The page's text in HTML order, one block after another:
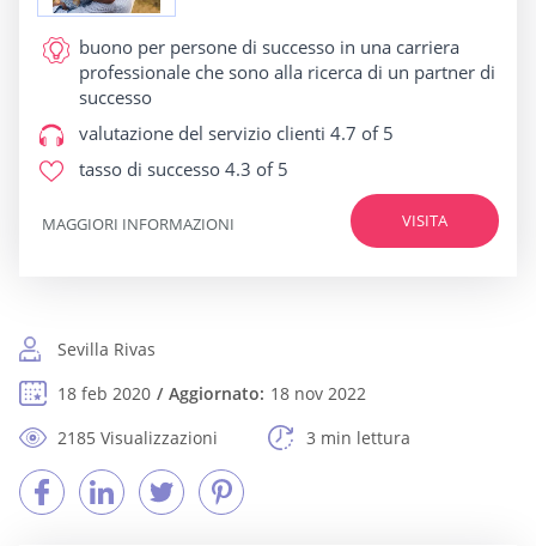
buono per persone di successo in una carriera
professionale che sono alla ricerca di un partner di
successo
valutazione del servizio clienti 4.7 of 5
tasso di successo 4.3 of 5
VISITA
MAGGIORI INFORMAZIONI
Sevilla Rivas
18 feb 2020
Aggiornato: 18 nov 2022
2185 Visualizzazioni
3 min lettura